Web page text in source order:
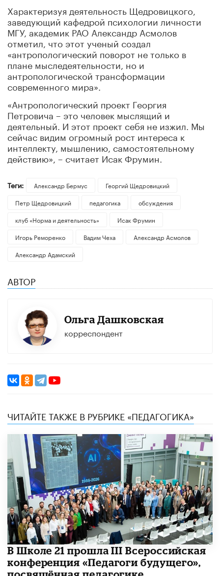
Характеризуя деятельность Щедровицкого,
заведующий кафедрой психологии личности
МГУ, академик РАО Александр Асмолов
отметил, что этот ученый создал
«антропологический поворот не только в
плане мыследеятельности, но и
антропологической трансформации
современного мира».
«Антропологический проект Георгия
Петровича – это человек мыслящий и
деятельный. И этот проект себя не изжил. Мы
сейчас видим огромный рост интереса к
интеллекту, мышлению, самостоятельному
действию», – считает Исак Фрумин.
Теги: Александр Бермус
Георгий Щедровицкий
Петр Щедровицкий
педагогика
обсуждения
клуб «Норма и деятельность»
Исак Фрумин
Игорь Реморенко
Вадим Чеха
Александр Асмолов
Александр Адамский
АВТОР
Ольга Дашковская
корреспондент
ЧИТАЙТЕ ТАКЖЕ В РУБРИКЕ «ПЕДАГОГИКА»
В Школе 21 прошла III Всероссийская
конференция «Педагоги будущего»,